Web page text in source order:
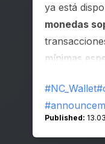
ya está
monedas
mínimas
#NC_Wallet
Published: